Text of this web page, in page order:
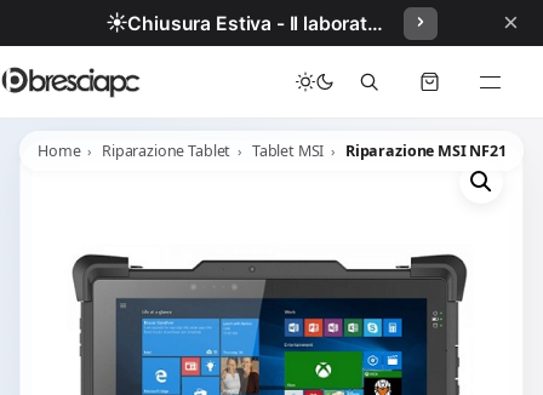
☀️ Chiusura Estiva - Il laboratorio resterà chiuso per ferie dal 29/06/2026 al 05/07/2026 compresi. ×
Home Riparazione Tablet Tablet MSI Riparazione MSI NF21